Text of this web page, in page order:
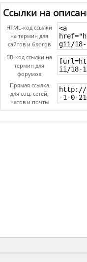
Ссылки на
HTML-код ссылки
на термин для
сайтов и блогов
BB-код ссылки на
термин для
форумов
Прямая ссылка
для соц. сетей,
чатов и почты